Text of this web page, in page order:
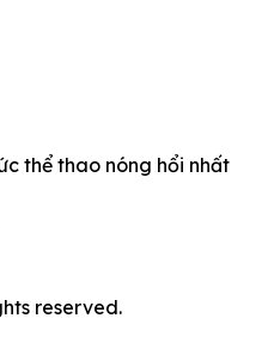
thể thao nóng hổi nhất
reserved.